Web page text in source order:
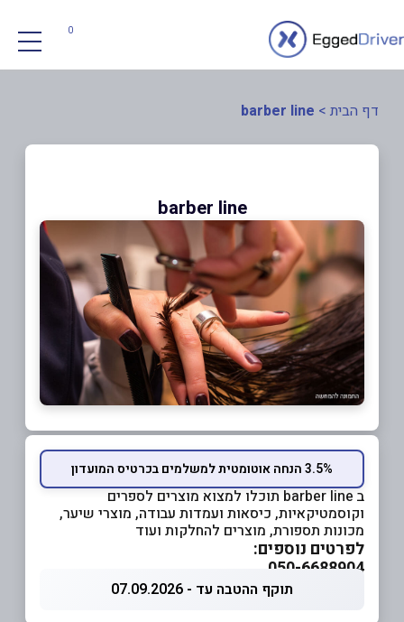
0
דף הבית >
barber line
barber line
3.5% הנחה אוטומטית למשלמים בכרטיס המועדון
ב barber line תוכלו למצוא מוצרים לספרים
וקוסמטיקאיות, כיסאות ועמדות עבודה, מוצרי שיער,
מכונות תספורת, מוצרים להחלקות ועוד
לפרטים נוספים:
050-6688904
תוקף ההטבה עד - 07.09.2026